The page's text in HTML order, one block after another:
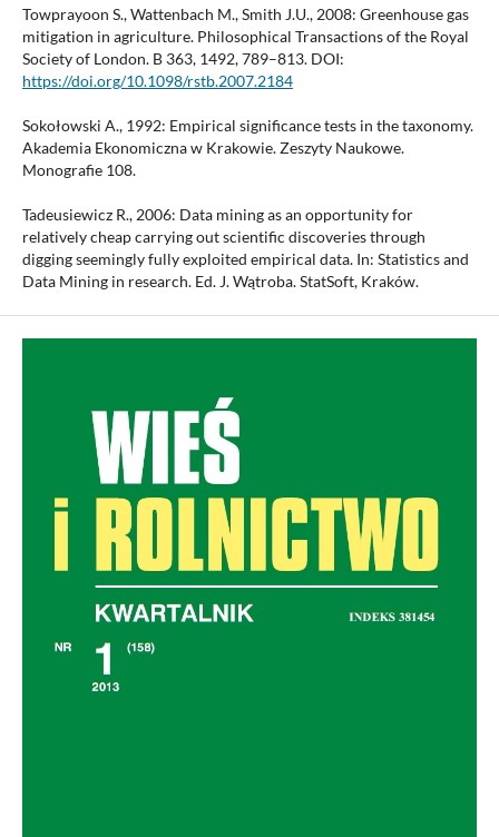
Towprayoon S., Wattenbach M., Smith J.U., 2008: Greenhouse gas
mitigation in agriculture. Philosophical Transactions of the Royal
Society of London. B 363, 1492, 789–813. DOI:
https://doi.org/10.1098/rstb.2007.2184
Sokołowski A., 1992: Empirical significance tests in the taxonomy.
Akademia Ekonomiczna w Krakowie. Zeszyty Naukowe.
Monografie 108.
Tadeusiewicz R., 2006: Data mining as an opportunity for
relatively cheap carrying out scientific discoveries through
digging seemingly fully exploited empirical data. In: Statistics and
Data Mining in research. Ed. J. Wątroba. StatSoft, Kraków.